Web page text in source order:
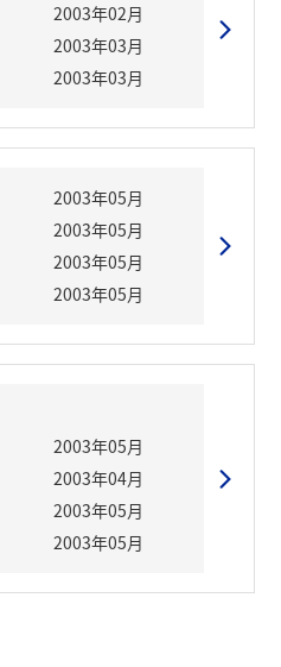
2003年02月
2003年03月
2003年03月
2003年05月
2003年05月
2003年05月
2003年05月
2003年05月
2003年04月
2003年05月
2003年05月